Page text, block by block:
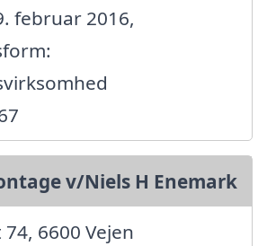
februar 2016,
v/Niels H Enemark
6600 Vejen